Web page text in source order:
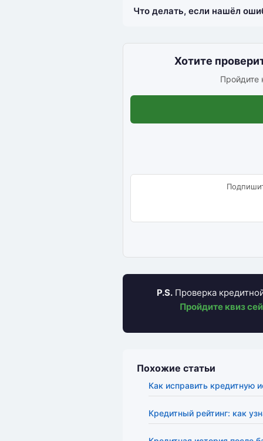
Что делать, если нашёл
Хотите
Пройдите
P.S.Проверка
Пройдите квиз
Похожие статьи
Как исправить кредитную
Кредитный рейтинг: как